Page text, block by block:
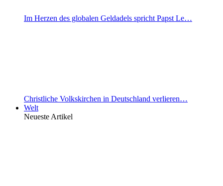
Im Herzen des globalen Geldadels spricht Papst Le…
Christliche Volkskirchen in Deutschland verlieren…
Welt
Neueste Artikel